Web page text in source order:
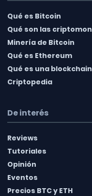
Qué es Bitcoin
Qué son las
Minería de Bitcoin
Qué es Ethereum
Qué es una blockchain
Criptopedia
De interés
Reviews
Tutoriales
Opinión
Eventos
Precios BTC y ETH